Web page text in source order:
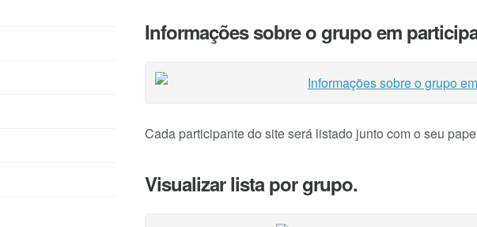
Informações sobre o grupo em
Cada participante do site será listado junto com o seu
Visualizar lista por grupo.